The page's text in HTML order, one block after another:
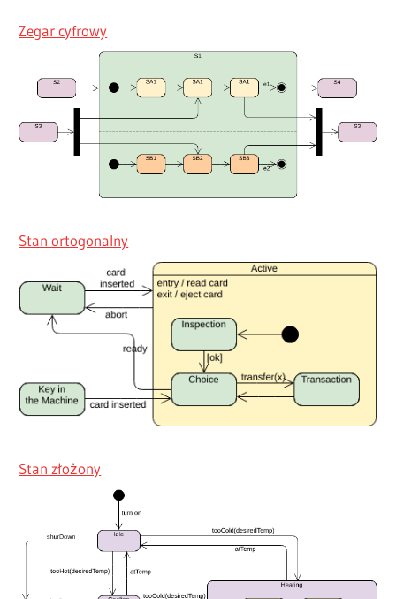
Zegar cyfrowy
Stan ortogonalny
Stan złożony